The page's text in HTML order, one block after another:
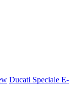
Ducati Speciale E-